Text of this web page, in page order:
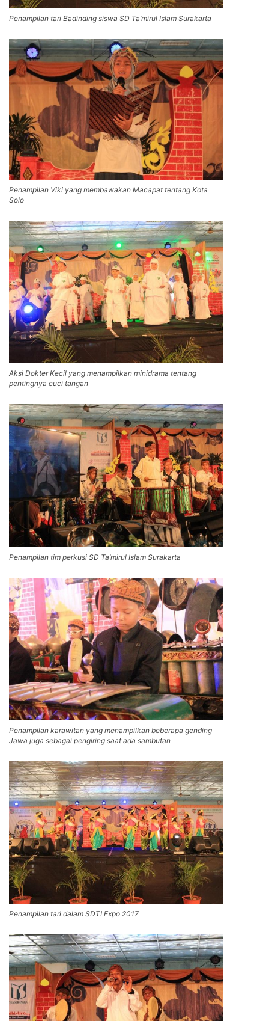
Penampilan tari Badinding siswa SD Ta’mirul Islam Surakarta
Penampilan Viki yang membawakan Macapat tentang Kota
Solo
Aksi Dokter Kecil yang menampilkan minidrama tentang
pentingnya cuci tangan
Penampilan tim perkusi SD Ta’mirul Islam Surakarta
Penampilan karawitan yang menampilkan beberapa gending
Jawa juga sebagai pengiring saat ada sambutan
Penampilan tari dalam SDTI Expo 2017